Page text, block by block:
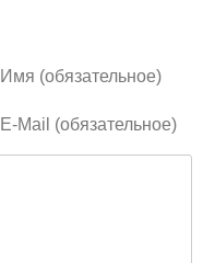
Имя (обязательное)
E-Mail (обязательное)